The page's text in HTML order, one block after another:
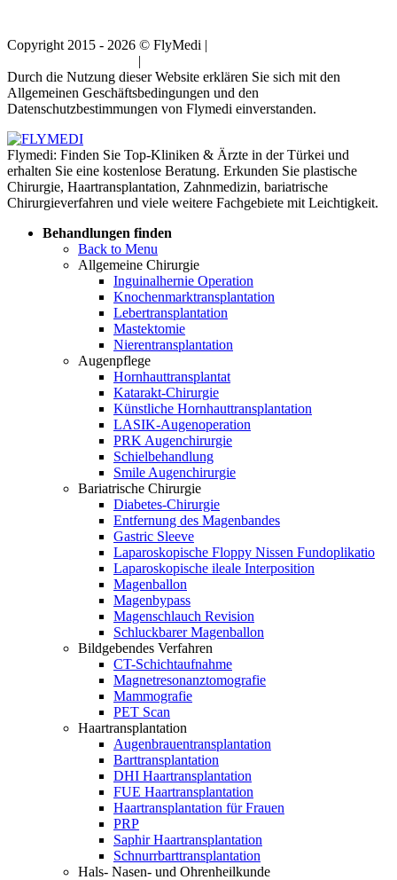
Copyright 2015 - 2026 © FlyMedi |
|
Durch die Nutzung dieser Website erklären Sie sich mit den
Allgemeinen Geschäftsbedingungen und den
Datenschutzbestimmungen von Flymedi einverstanden.
Flymedi: Finden Sie Top-Kliniken & Ärzte in der Türkei und
erhalten Sie eine kostenlose Beratung. Erkunden Sie plastische
Chirurgie, Haartransplantation, Zahnmedizin, bariatrische
Chirurgieverfahren und viele weitere Fachgebiete mit Leichtigkeit.
Behandlungen finden
Back to Menu
Allgemeine Chirurgie
Inguinalhernie Operation
Knochenmarktransplantation
Lebertransplantation
Mastektomie
Nierentransplantation
Augenpflege
Hornhauttransplantat
Katarakt-Chirurgie
Künstliche Hornhauttransplantation
LASIK-Augenoperation
PRK Augenchirurgie
Schielbehandlung
Smile Augenchirurgie
Bariatrische Chirurgie
Diabetes-Chirurgie
Entfernung des Magenbandes
Gastric Sleeve
Laparoskopische Floppy Nissen Fundoplikatio
Laparoskopische ileale Interposition
Magenballon
Magenbypass
Magenschlauch Revision
Schluckbarer Magenballon
Bildgebendes Verfahren
CT-Schichtaufnahme
Magnetresonanztomografie
Mammografie
PET Scan
Haartransplantation
Augenbrauentransplantation
Barttransplantation
DHI Haartransplantation
FUE Haartransplantation
Haartransplantation für Frauen
PRP
Saphir Haartransplantation
Schnurrbarttransplantation
Hals- Nasen- und Ohrenheilkunde